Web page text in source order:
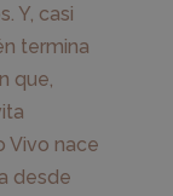
Y, casi
termina
que,
Vivo nace
desde